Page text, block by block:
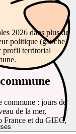
2026 dans plus de
politique (gauche,
profil territorial
: jours de
de la mer,
France et du GIEC,